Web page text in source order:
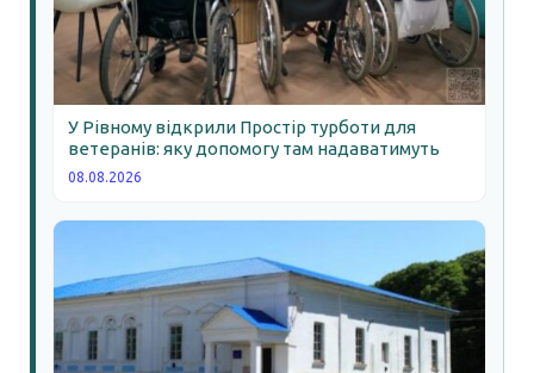
У Рівному відкрили Простір турботи для
ветеранів: яку допомогу там надаватимуть
08.08.2026